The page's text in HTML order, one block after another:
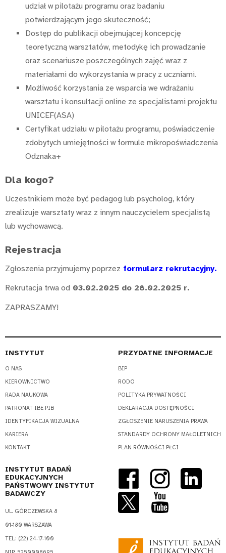
udział w pilotażu programu oraz badaniu
potwierdzającym jego skuteczność;
Dostęp do publikacji obejmującej koncepcję
teoretyczną warsztatów, metodykę ich prowadzanie
oraz scenariusze poszczególnych zajęć wraz z
materiałami do wykorzystania w pracy z uczniami.
Możliwość korzystania ze wsparcia we wdrażaniu
warsztatu i konsultacji online ze specjalistami projektu
UNICEF(ASA)
Certyfikat udziału w pilotażu programu, poświadczenie
zdobytych umiejętności w formule mikropoświadczenia
Odznaka+
Dla kogo?
Uczestnikiem może być pedagog lub psycholog, który
zrealizuje warsztaty wraz z innym nauczycielem specjalistą
lub wychowawcą.
Rejestracja
Zgłoszenia przyjmujemy poprzez formularz rekrutacyjny.
Rekrutacja trwa od 03.02.2025 do 28.02.2025 r.
ZAPRASZAMY!
INSTYTUT
O NAS
KIEROWNICTWO
RADA NAUKOWA
PATRONAT IBE PIB
IDENTYFIKACJA WIZUALNA
KARIERA
KONTAKT
PRZYDATNE INFORMACJE
BIP
RODO
POLITYKA PRYWATNOŚCI
DEKLARACJA DOSTĘPNOŚCI
ZGŁOSZENIE NARUSZENIA PRAWA
STANDARDY OCHRONY MAŁOLETNICH
PLAN RÓWNOŚCI PŁCI
INSTYTUT BADAŃ
EDUKACYJNYCH
PAŃSTWOWY INSTYTUT
BADAWCZY
UL. GÓRCZEWSKA 8
01-180 WARSZAWA
TEL.: (22) 24-17-100